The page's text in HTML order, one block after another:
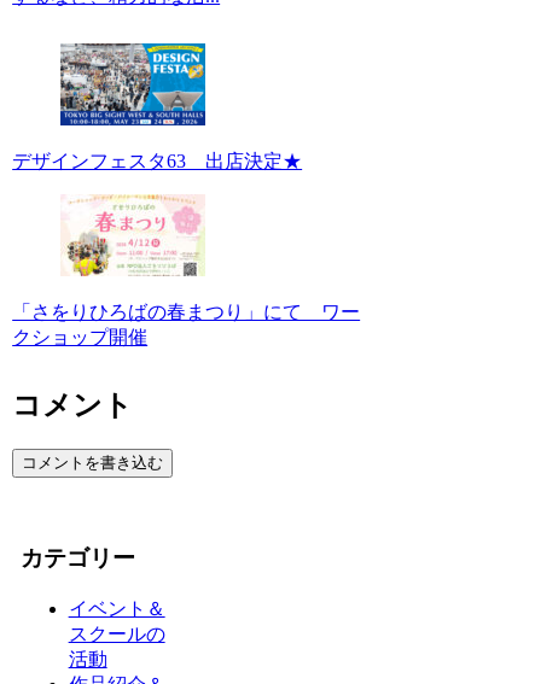
デザインフェスタ63 出店決定★
「さをりひろばの春まつり」にて ワー
クショップ開催
コメント
コメントを書き込む
カテゴリー
イベント＆
スクールの
活動